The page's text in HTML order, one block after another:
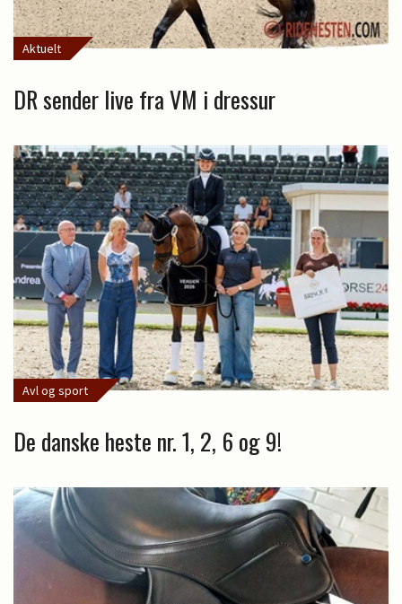
Aktuelt
DR sender live fra VM i dressur
Avl og sport
De danske heste nr. 1, 2, 6 og 9!